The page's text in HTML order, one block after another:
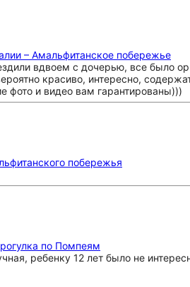
– Амальфитанское побережье
вдвоем с дочерью, все было
красиво, интересно,
фото и видео вам гарантированы)))
побережья
по Помпеям
ребенку 12 лет было не